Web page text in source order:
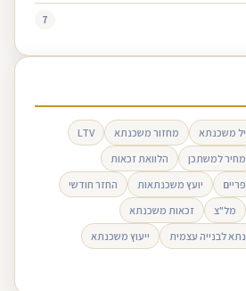
7
משכנתא מחזור משכנתא
LTV
מחיר למשתכן
הלוואת זכאות
פריים יועץ משכנתאות
החזר חודשי
מל"צ
זכאות משכנתא
לבנייה עצמית
ייעוץ משכנתא